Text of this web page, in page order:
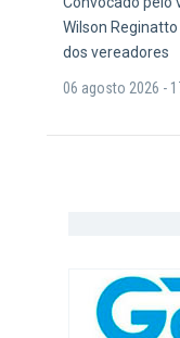
Wilson
dos vereadores
06 agosto 2026 -